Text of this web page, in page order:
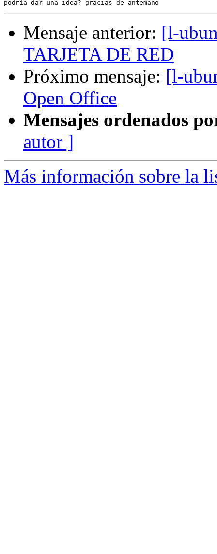
Mensaje anterior: [l-
TARJETA DE RED
Próximo mensaje: [l-
Open Office
Mensajes ordenados
autor ]
Más información sobre la